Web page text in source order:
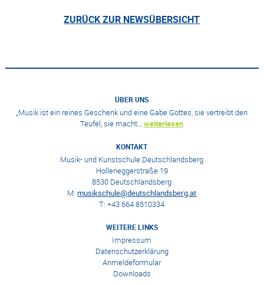
ZURÜCK ZUR NEWSÜBERSICHT
ÜBER UNS
„Musik ist ein reines Geschenk und eine Gabe Gottes, sie vertreibt den
Teufel, sie macht…weiterlesen
KONTAKT
Musik- und Kunstschule Deutschlandsberg
Holleneggerstraße 19
8530 Deutschlandsberg
M: musikschule@deutschlandsberg.at
T: +43 664 8510334
WEITERE LINKS
Impressum
Datenschutzerklärung
Anmeldeformular
Downloads